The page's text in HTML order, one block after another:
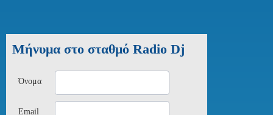
Μήνυμα στο σταθμό Radio Dj
Όνομα
Email